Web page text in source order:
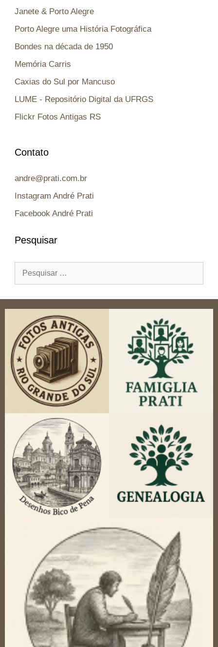
Janete & Porto Alegre
Porto Alegre uma História Fotográfica
Bondes na década de 1950
Memória Carris
Caxias do Sul por Mancuso
LUME - Repositório Digital da UFRGS
Flickr Fotos Antigas RS
Contato
andre@prati.com.br
Instagram André Prati
Facebook André Prati
Pesquisar
Pesquisar
por: